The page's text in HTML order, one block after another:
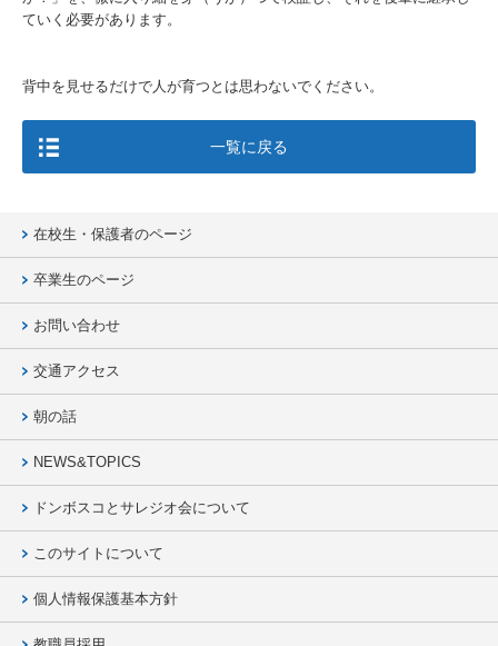
ていく必要があります。
背中を見せるだけで人が育つとは思わないでください。
一覧に戻る
在校生・保護者のページ
卒業生のページ
お問い合わせ
交通アクセス
朝の話
NEWS&TOPICS
ドンボスコとサレジオ会について
このサイトについて
個人情報保護基本方針